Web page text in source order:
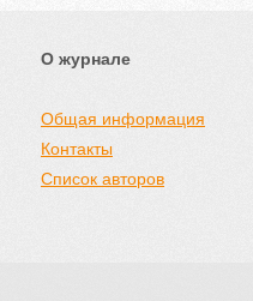
О журнале
Общая информация
Контакты
Список авторов